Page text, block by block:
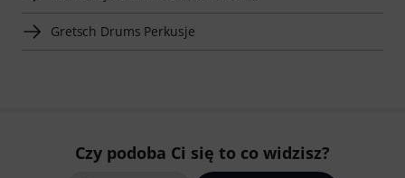
Gretsch Drums Perkusje
Czy podoba Ci się to co widzisz?